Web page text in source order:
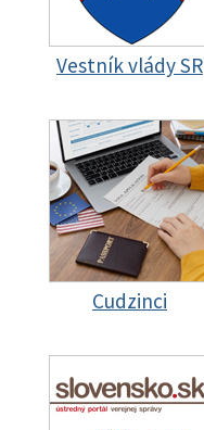
Vestník vlády SR
Cudzinci